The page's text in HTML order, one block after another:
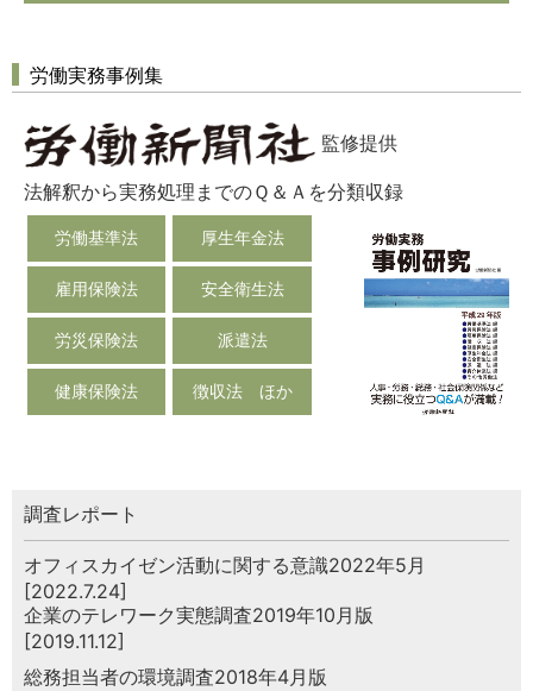
労働実務事例集
監修提供
法解釈から実務処理までのＱ＆Ａを分類収録
労働基準法 厚生年金法
雇用保険法 安全衛生法
労災保険法 派遣法
健康保険法 徴収法 ほか
調査レポート
オフィスカイゼン活動に関する意識2022年5月
[2022.7.24]
企業のテレワーク実態調査2019年10月版
[2019.11.12]
総務担当者の環境調査2018年4月版